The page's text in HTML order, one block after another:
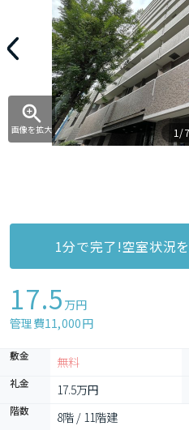
画像を拡大 1/7
1分で完了!空室状況
17.5 万円
管理費11,000円
敷金 無料
礼金 17.5万円
階数 8階 / 11階建